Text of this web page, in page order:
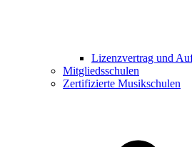
Lizenzvertrag und
Mitgliedsschulen
Zertifizierte Musikschulen